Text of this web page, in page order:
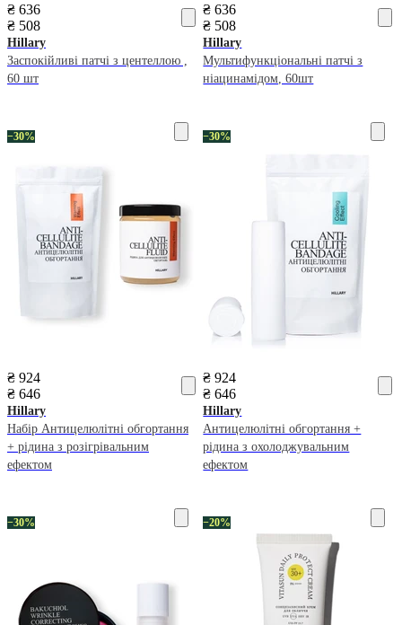
₴ 636
₴ 508
Hillary
Заспокійливі патчі з центеллою ,
60 шт
₴ 636
₴ 508
Hillary
Мультифункціональні патчі з
ніацинамідом, 60шт
−30%
₴ 924
₴ 646
Hillary
Набір Антицелюлітні обгортання
+ рідина з розігрівальним
ефектом
−30%
₴ 924
₴ 646
Hillary
Антицелюлітні обгортання +
рідина з охолоджувальним
ефектом
−30% −20%